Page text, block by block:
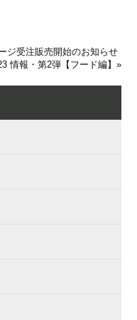
ジ受注販売開始のお知らせ
情報・第2弾【フード編】 »